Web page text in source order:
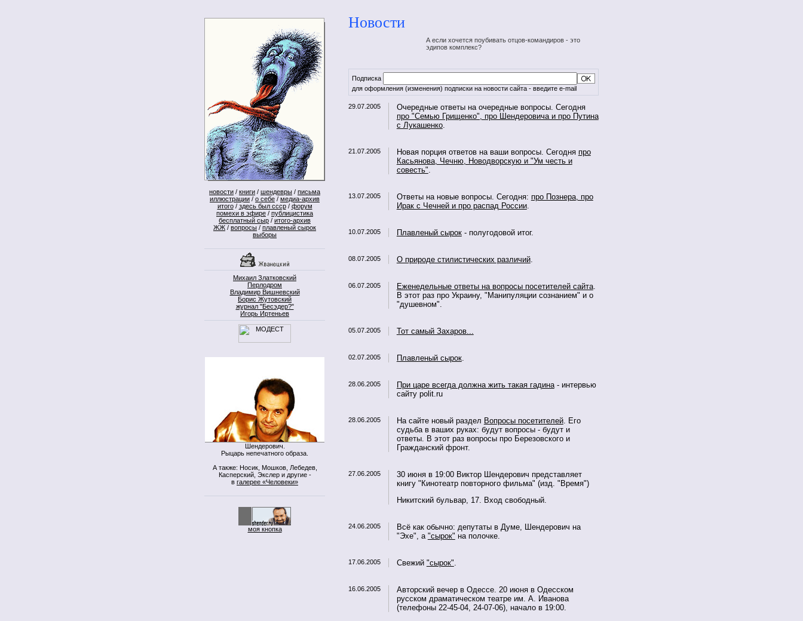
новости / книги / шендевры / письма
иллюстрации / о себе / медиа-архив
итого/ здесь был ссср/ форум
помехи в эфире / публицистика
бесплатный сыр / итого-архив
ЖЖ / вопросы / плавленый сырок
выборы
Михаил Златковский
Перлодром
Владимир Вишневский
Борис Жутовский
журнал "Бесэдер?"
Игорь Иртеньев
Шендерович.
Рыцарь непечатного образа.
А также: Носик, Мошков, Лебедев,
Касперский, Экслер и другие -
в галерее «Человеки»
моя кнопка
Новости
А если хочется поубивать отцов-командиров - это
эдипов комплекс?
Подписка
для оформления (изменения) подписки на новости сайта - введите e-mail
29.07.2005
Очередные ответы на очередные вопросы. Сегодня
про "Семью Грищенко", про Шендеровича и про Путина
с Лукашенко.
21.07.2005 Новая порция ответов на ваши вопросы. Сегодня про
Касьянова, Чечню, Новодворскую и "Ум честь и
совесть".
13.07.2005 Ответы на новые вопросы. Сегодня: про Познера, про
Ирак с Чечней и про распад России.
10.07.2005 Плавленый сырок- полугодовой итог.
08.07.2005 О природе стилистических различий.
06.07.2005 Еженедельные ответы на вопросы посетителей сайта.
В этот раз про Украину, "Манипуляции сознанием" и о
"душевном".
05.07.2005 Тот самый Захаров...
02.07.2005 Плавленый сырок.
28.06.2005 При царе всегда должна жить такая гадина- интервью
сайту polit.ru
28.06.2005 На сайте новый раздел Вопросы посетителей. Его
судьба в ваших руках: будут вопросы - будут и
ответы. В этот раз вопросы про Березовского и
Гражданский фронт.
27.06.2005
30 июня в 19:00 Виктор Шендерович представляет
книгу "Кинотеатр повторного фильма" (изд. "Время")
Никитский бульвар, 17. Вход свободный.
24.06.2005
Всё как обычно: депутаты в Думе, Шендерович на
"Эхе", а "сырок" на полочке.
17.06.2005 Свежий "сырок".
16.06.2005
Авторский вечер в Одессе. 20 июня в Одесском
русском драматическом театре им. А. Иванова
(телефоны 22-45-04, 24-07-06), начало в 19:00.